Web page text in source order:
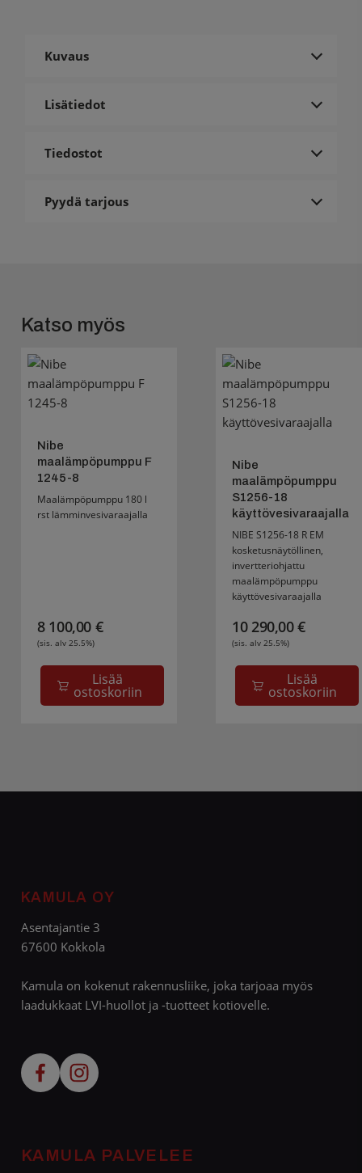
Kuvaus
Lisätiedot
Tiedostot
Pyydä tarjous
Katso myös
Nibe
maalämpöpumppu F
1245-8
Maalämpöpumppu 180 l
rst lämminvesivaraajalla
Lisää
ostoskoriin
8 100,00 €
(sis. alv 25.5%)
Nibe
maalämpöpumppu
S1256-18
käyttövesivaraajalla
NIBE S1256-18 R EM
kosketusnäytöllinen,
invertteriohjattu
maalämpöpumppu
käyttövesivaraajalla
Lisää
ostoskoriin
10 290,00€
(sis. alv 25.5%)
KAMULA OY
Asentajantie 3
67600 Kokkola
Kamula on kokenut rakennusliike, joka tarjoaa myös
laadukkaat LVI-huollot ja -tuotteet kotiovelle.
KAMULA PALVELEE